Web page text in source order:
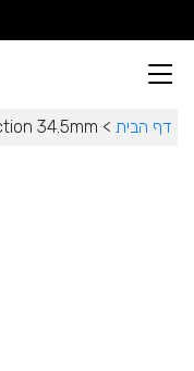
דף הבית >
34.5mm